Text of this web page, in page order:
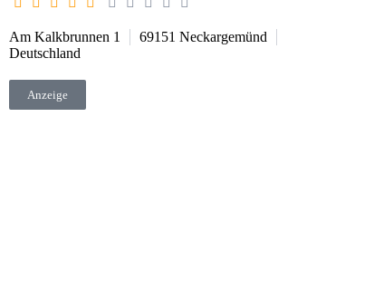
Am Kalkbrunnen 1 69151 Neckargemünd
Deutschland
Anzeige